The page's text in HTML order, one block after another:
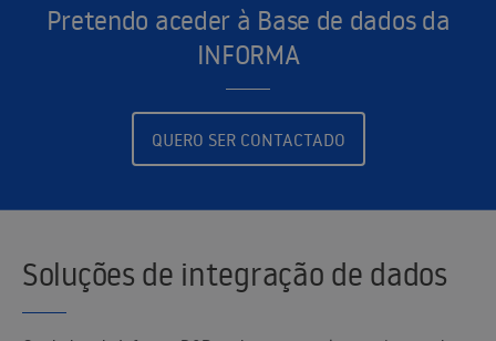
Pretendo aceder à Base de dados da
INFORMA
QUERO SER CONTACTADO
Soluções de integração de dados